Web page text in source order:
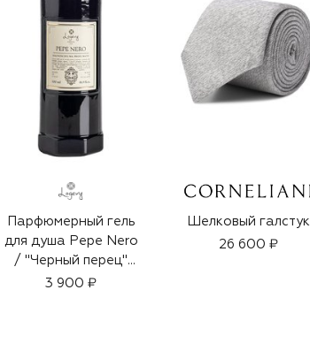
Парфюмерный гель
для душа Pepe Nero
/ "Черный перец"
(500ml)
3 900 ₽
Шелковый галстук
26 600 ₽